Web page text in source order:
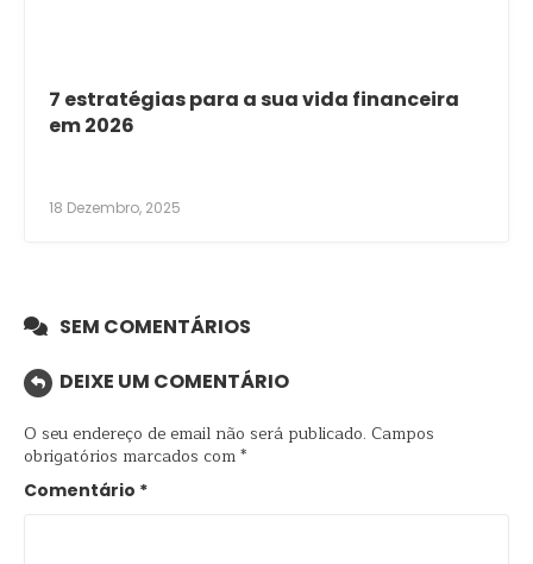
7 estratégias para a sua vida financeira
em 2026
18 Dezembro, 2025
SEM COMENTÁRIOS
DEIXE UM COMENTÁRIO
O seu endereço de email não será publicado. Campos
obrigatórios marcados com*
Comentário *